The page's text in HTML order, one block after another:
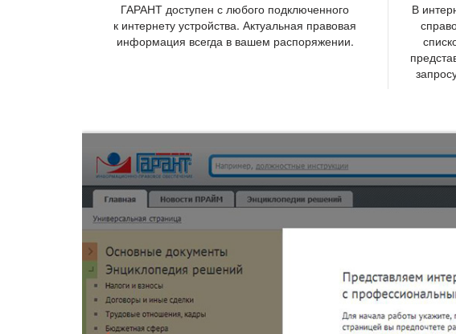
ГАРАНТ доступен с любого подключенного
к интернету устройства. Актуальная правовая
информация всегда в вашем распоряжении.